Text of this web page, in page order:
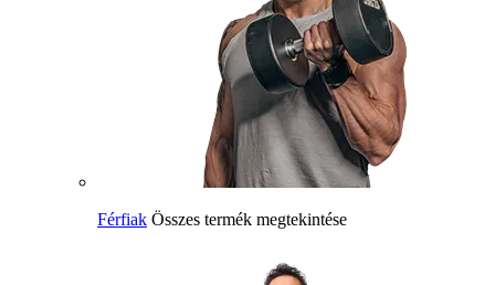
Férfiak Összes termék megtekintése